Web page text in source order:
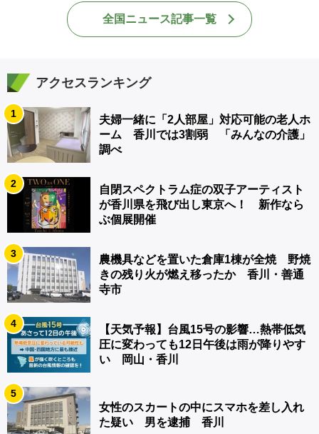
全国ニュース記事一覧
アクセスランキング
1
夫婦一緒に「2人部屋」対応可能の老人ホ
ーム 香川では3割弱 「みんなの介護」
調べ
2
自閉スペクトラム症の双子アーティスト
が香川県を飛び出し東京へ！ 新作なら
ぶ個展開催
3
農機具などを置いた倉庫1棟が全焼 野焼
きの残り火が燃え移ったか 香川・善通
寺市
4
【天気予報】台風15号の影響…熱帯低気
圧に変わっても12日午後は雨が降りやす
い 岡山・香川
5
女性のスカートの中にスマホを差し入れ
た疑い 男を逮捕 香川